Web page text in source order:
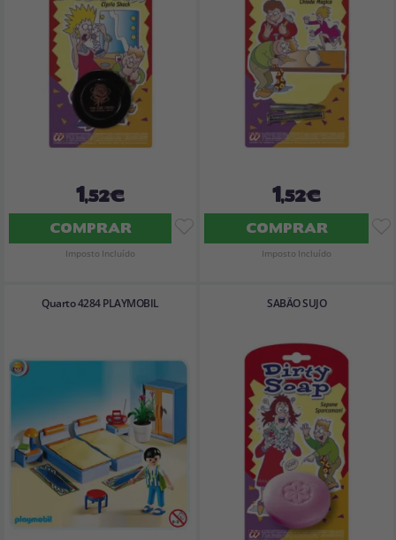
1,52€
COMPRAR
Imposto Incluído
1,52€
COMPRAR
Imposto Incluído
Quarto 4284 PLAYMOBIL SABÃO SUJO